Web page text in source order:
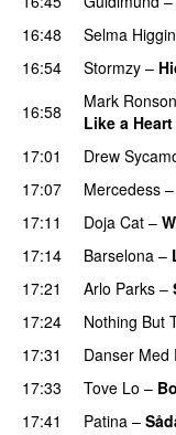
16:48 Selma
16:54 Stormzy –
16:58
Mark Ronson
Like a Heart
17:01 Drew
17:07
Mercedess –
17:11 Doja Cat –
17:14
Barselona –
17:21
Arlo Parks –
17:24
Nothing But
17:31 Danser Med
17:33
Tove Lo –
17:41
Patina –